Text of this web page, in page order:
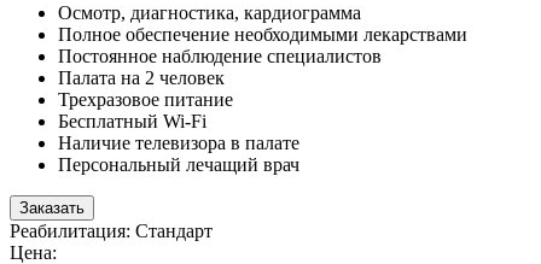
Осмотр, диагностика, кардиограмма
Полное обеспечение необходимыми лекарствами
Постоянное наблюдение специалистов
Палата на 2 человек
Трехразовое питание
Бесплатный Wi-Fi
Наличие телевизора в палате
Персональный лечащий врач
Заказать
Реабилитация: Стандарт
Цена: